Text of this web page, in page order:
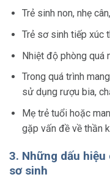
Trẻ sinh non, nhẹ
Trẻ sơ sinh tiếp xúc
Nhiệt độ phòng quá
Trong quá trình
sử dụng rượu bia,
Mẹ trẻ tuổi hoặc
gặp vấn đề về thần
3. Những dấu
sơ sinh